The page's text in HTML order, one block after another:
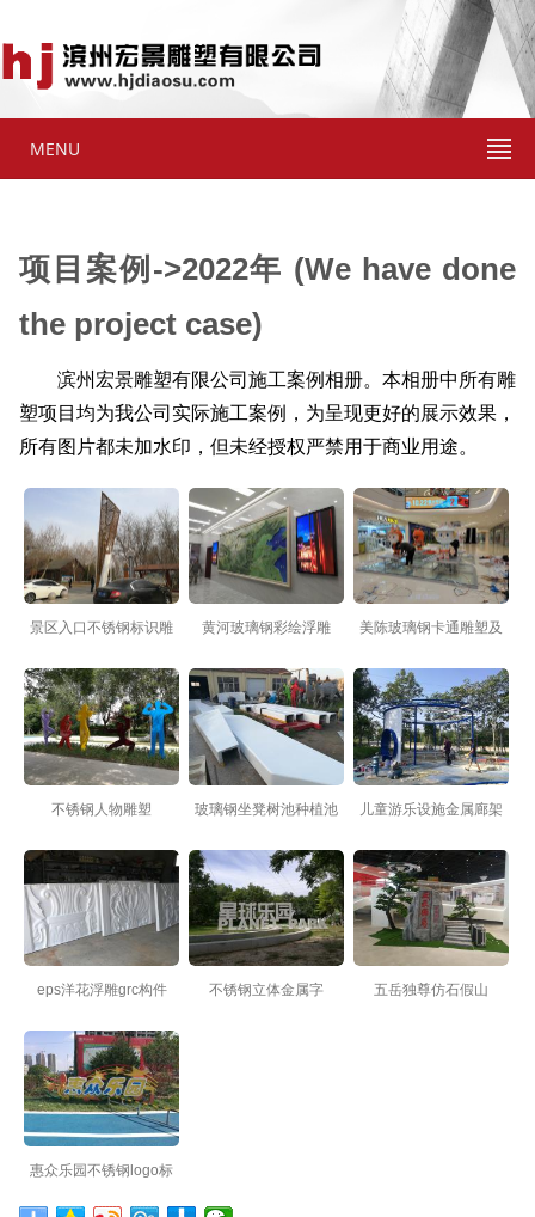
MENU
项目案例->2022年 (We have done
the project case)
滨州宏景雕塑有限公司施工案例相册。本相册中所有雕
塑项目均为我公司实际施工案例，为呈现更好的展示效果，
所有图片都未加水印，但未经授权严禁用于商业用途。
景区入口不锈钢标识雕
黄河玻璃钢彩绘浮雕
美陈玻璃钢卡通雕塑及
不锈钢人物雕塑
玻璃钢坐凳树池种植池
儿童游乐设施金属廊架
eps洋花浮雕grc构件 不锈钢立体金属字 五岳独尊仿石假山
惠众乐园不锈钢logo标